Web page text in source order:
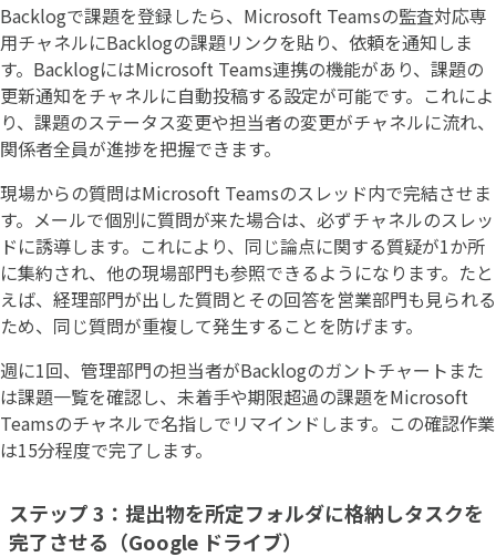
Backlogで課題を登録したら、Microsoft Teamsの監査対応専
用チャネルにBacklogの課題リンクを貼り、依頼を通知しま
す。BacklogにはMicrosoft Teams連携の機能があり、課題の
更新通知をチャネルに自動投稿する設定が可能です。これによ
り、課題のステータス変更や担当者の変更がチャネルに流れ、
関係者全員が進捗を把握できます。
現場からの質問はMicrosoft Teamsのスレッド内で完結させま
す。メールで個別に質問が来た場合は、必ずチャネルのスレッ
ドに誘導します。これにより、同じ論点に関する質疑が1か所
に集約され、他の現場部門も参照できるようになります。たと
えば、経理部門が出した質問とその回答を営業部門も見られる
ため、同じ質問が重複して発生することを防げます。
週に1回、管理部門の担当者がBacklogのガントチャートまた
は課題一覧を確認し、未着手や期限超過の課題をMicrosoft
Teamsのチャネルで名指しでリマインドします。この確認作業
は15分程度で完了します。
ステップ 3：提出物を所定フォルダに格納しタスクを
完了させる（Google ドライブ）